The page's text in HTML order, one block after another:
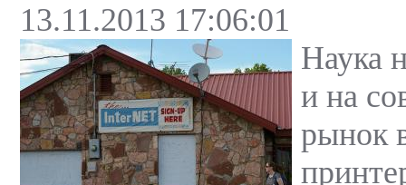
13.11.2013 17:06:01
Наука
и на
рынок